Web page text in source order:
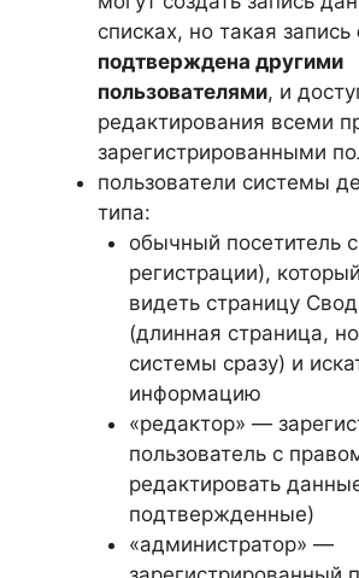
списках, но такая запись
подтверждена другими
пользователями, и
редактирования всеми
зарегистрированными
пользователи системы
типа:
обычный посетитель
регистрации),
видеть страницу
(длинная страница,
системы сразу) и
информацию
«редактор» —
пользователь с
редактировать
подтвержденные)
«администратор» —